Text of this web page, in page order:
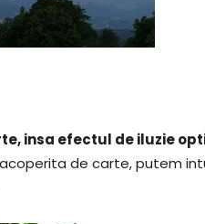
insa efectul de iluzie
de carte, putem